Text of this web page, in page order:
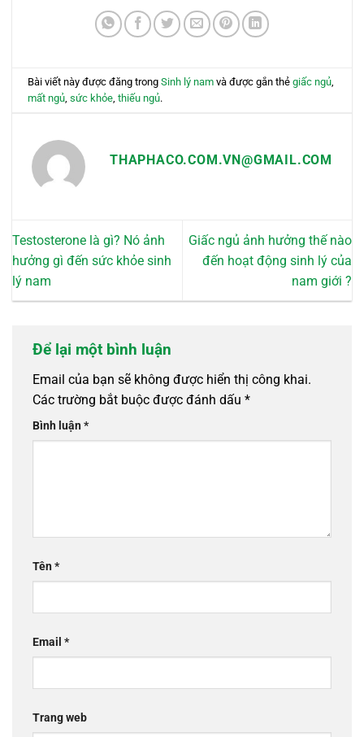
Bài viết này được đăng trongSinh lý nam và được gắn thẻgiấc ngủ
mất ngủ ,sức khỏe ,thiếu ngủ.
THAPHACO.COM.VN@GMAIL.COM
Testosterone là gì? Nó ảnh
hưởng gì đến sức khỏe sinh
lý nam
Giấc ngủ ảnh hưởng thế nào
đến hoạt động sinh lý của
nam giới ?
Để lại một bình luận
Email của bạn sẽ không được hiển thị công khai.
Các trường bắt buộc được đánh dấu *
Bình luận*
Tên*
Email *
Trang web